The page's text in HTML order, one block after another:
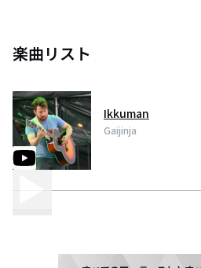
楽曲リスト
Ikkuman
Gaijinja